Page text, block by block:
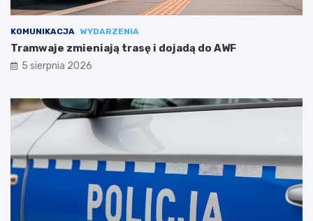
KOMUNIKACJA WYDARZENIA
Tramwaje zmieniają trasę i dojadą do AWF
5 sierpnia 2026